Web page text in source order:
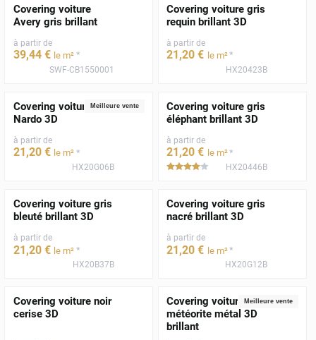
Covering voiture
Avery gris brillant
à partir de
39,44 € le m² *
SWF-CB1550001
Covering voiture gris
requin brillant 3D
à partir de
21,20 € le m²*
HX20423B
Meilleure vente
Covering voiture gris
Nardo 3D
à partir de
21 ,20 € le m² *
HX20G06B
Covering voiture gris
éléphant brillant 3D
à partir de
21 ,20 € le m²*
***** HX20446B
Covering voiture gris
bleuté brillant 3D
à partir de
21,20 € le m² *
HX20B37B
Covering voiture gris
nacré brillant 3D
à partir de
21,20 € le m²*
HX20G12B
Covering voiture noir
cerise 3D
Meilleure vente
Covering voiture gris
météorite métal 3D
brillant